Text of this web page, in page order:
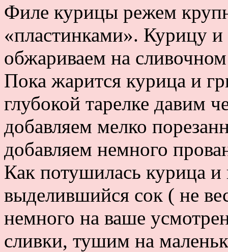
Филе курицы режем
«пластинками». Курицу
обжариваем на
Пока жарится курица и
глубокой тарелке давим
добавляем мелко
добавляем немного
Как потушилась курица
выделившийся сок ( не
немного на ваше
сливки, тушим на